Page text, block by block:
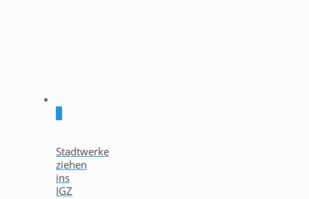
Stadtwerke
ziehen
ins
IGZ